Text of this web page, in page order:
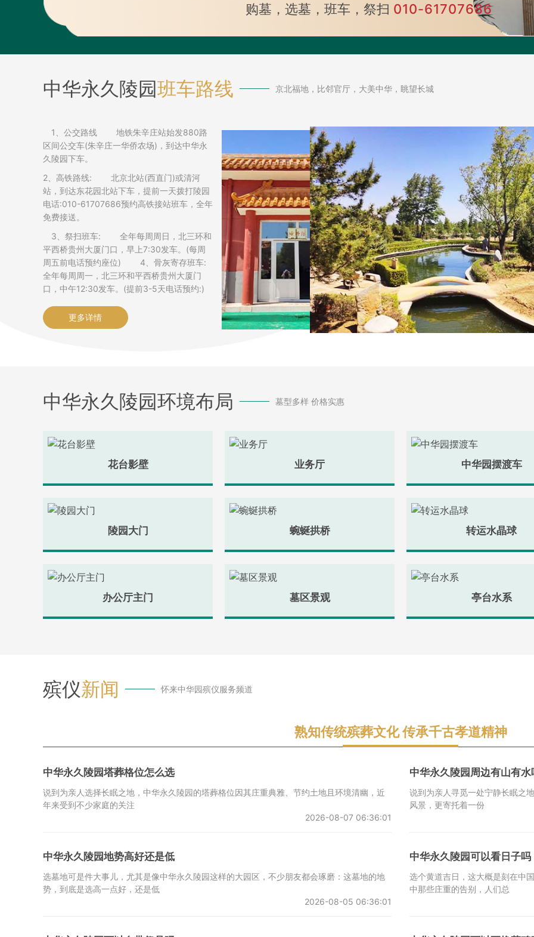
购墓，选墓，班车，祭扫 010-61707686
中华永久陵园班车路线 京北福地，比邻官厅，大美中华，眺望长城
1、公交路线 地铁朱辛庄站始发880路
区间公交车(朱辛庄一华侨农场)，到达中华永
久陵园下车。
2、高铁路线: 北京北站(西直门)或清河
站，到达东花园北站下车，提前一天拨打陵园
电话:010-61707686预约高铁接站班车，全年
免费接送。
3、祭扫班车: 全年每周周日，北三环和
平西桥贵州大厦门口，早上7:30发车。(每周
周五前电话预约座位) 4、骨灰寄存班车:
全年每周周一，北三环和平西桥贵州大厦门
口，中午12:30发车。(提前3-5天电话预约:)
更多详情
中华永久陵园环境布局 墓型多样 价格实惠
花台影壁 业务厅 中华园摆渡车
陵园大门 蜿蜒拱桥 转运水晶球
办公厅主门 墓区景观 亭台水系
殡仪新闻 怀来中华园殡仪服务频道
熟知传统殡葬文化 传承千古孝道精神
中华永久陵园塔葬格位怎么选
说到为亲人选择长眠之地，中华永久陵园的塔葬格位因其庄重典雅、节约土地且环境清幽，近
年来受到不少家庭的关注
2026-08-07 06:36:01
中华永久陵园周边有山有水
说到为亲人寻觅一处宁静长眠之
风景，更寄托着一份
中华永久陵园地势高好还是低
选墓地可是件大事儿，尤其是像中华永久陵园这样的大园区，不少朋友都会琢磨：这墓地的地
势，到底是选高一点好，还是低
2026-08-05 06:36:01
中华永久陵园可以看日子吗
选个黄道吉日，这大概是刻在中
中那些庄重的告别，人们总